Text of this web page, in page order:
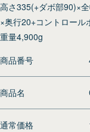
高さ335(+ダボ部90)×
×奥行20+コントロール
重量4,900g
商品番号
商品名
通常価格